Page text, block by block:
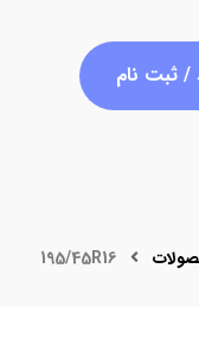
/ ثبت نام
195/45R16